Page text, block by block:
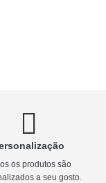
os produtos são
a seu gosto.